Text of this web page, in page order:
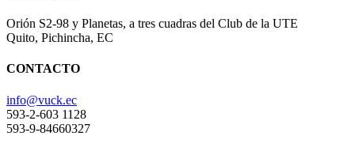
Orión S2-98 y Planetas, a tres cuadras del Club de la UTE
Quito, Pichincha, EC
CONTACTO
info@vuck.ec
593-2-603 1128
593-9-84660327